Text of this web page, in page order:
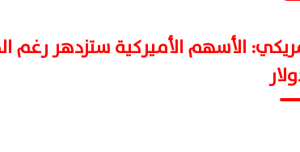
الأسهم الأميركية ستزدهر رغم